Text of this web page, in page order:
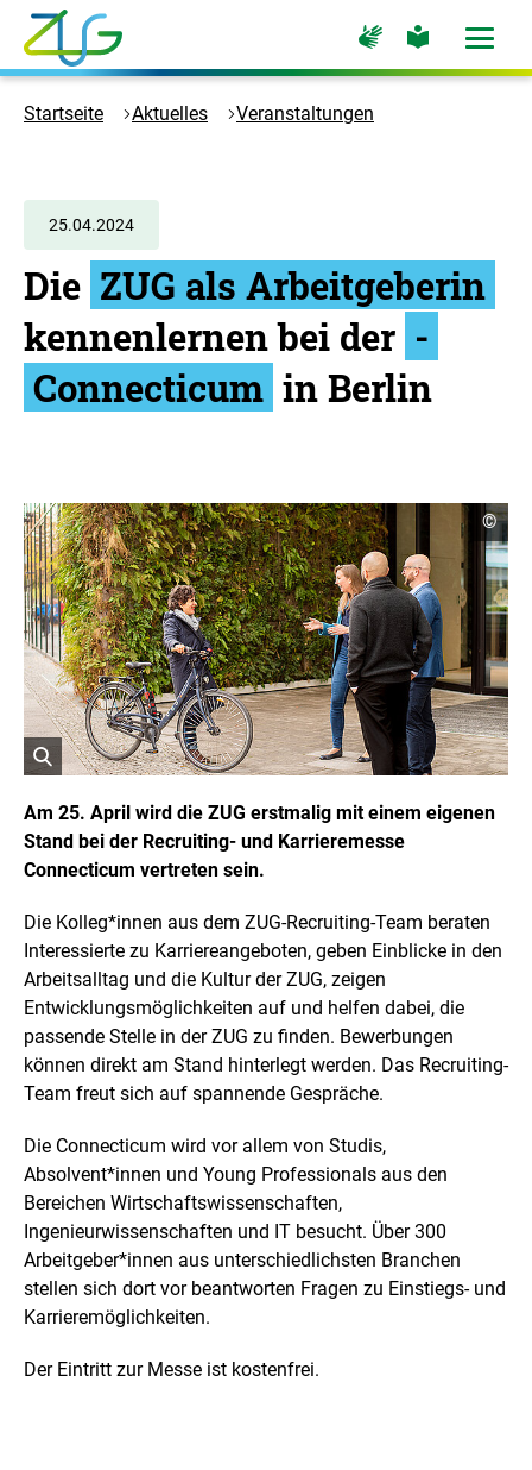
Zum
Hauptinhalt
springen
Logo
Zukunft
Zur
Startseite
Zur
Seite
Gebärdensprache
Zur
Seite
leichte
Menü
Startseite Aktuelles Veranstaltungen
25.04.2024
Die ZUG als Arbeitgeberin
kennenlernen bei der ­­
Connecticum in Berlin
f
f
n
e
B
i
d
i
n
e
i
n
r
v
e
r
g
r
ö
ß
e
t
C
o
p
y
r
g
h
t
I
n
f
o
r
a
t
n
ö
f
©
Am 25. April wird die ZUG erstmalig mit einem eigenen
Stand bei der Recruiting- und Karrieremesse
Connecticum vertreten sein.
Die Kolleg*innen aus dem ZUG-Recruiting-Team beraten
Interessierte zu Karriereangeboten, geben Einblicke in den
Arbeitsalltag und die Kultur der ZUG, zeigen
Entwicklungsmöglichkeiten auf und helfen dabei, die
passende Stelle in der ZUG zu finden. Bewerbungen
können direkt am Stand hinterlegt werden. Das Recruiting-
Team freut sich auf spannende Gespräche.
Die Connecticum wird vor allem von Studis,
Absolvent*innen und Young Professionals aus den
Bereichen Wirtschaftswissenschaften,
Ingenieurwissenschaften und IT besucht. Über 300
Arbeitgeber*innen aus unterschiedlichsten Branchen
stellen sich dort vor beantworten Fragen zu Einstiegs- und
Karrieremöglichkeiten.
Der Eintritt zur Messe ist kostenfrei.